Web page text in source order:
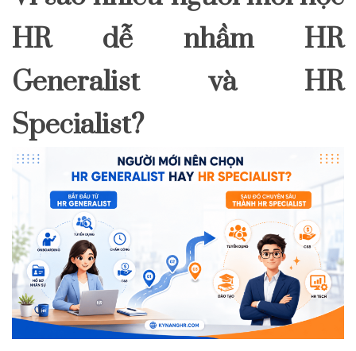
HR dễ nhầm HR
Generalist và HR
Specialist?